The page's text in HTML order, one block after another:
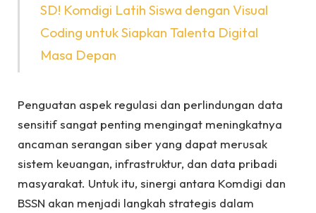
SD! Komdigi Latih Siswa dengan Visual
Coding untuk Siapkan Talenta Digital
Masa Depan
Penguatan aspek regulasi dan perlindungan data
sensitif sangat penting mengingat meningkatnya
ancaman serangan siber yang dapat merusak
sistem keuangan, infrastruktur, dan data pribadi
masyarakat. Untuk itu, sinergi antara Komdigi dan
BSSN akan menjadi langkah strategis dalam